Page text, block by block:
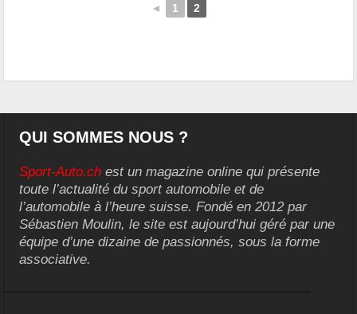
◄ 1 2
QUI SOMMES NOUS ?
Sport-Auto.ch est un magazine online qui présente
toute l’actualité du sport automobile et de
l’automobile à l’heure suisse. Fondé en 2012 par
Sébastien Moulin, le site est aujourd’hui géré par une
équipe d’une dizaine de passionnés, sous la forme
associative.